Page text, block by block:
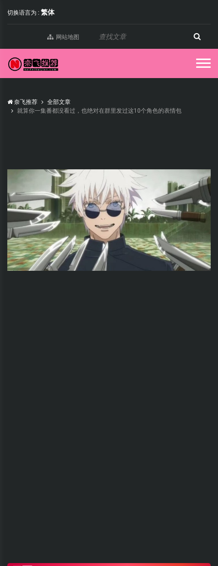
切换语言为 : 繁体
网站地图
奈飞推荐
全部文章
就算你一集番都没看过，也绝对在群里发过这10个角色的表情包